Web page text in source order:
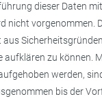
dieser Daten
nicht vorgenommen.
aufklären zu können.
werden,
bis der